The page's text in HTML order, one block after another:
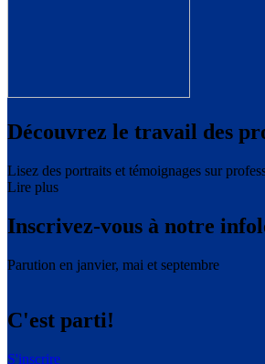
Découvrez le travail des
Lisez des portraits et témoignages sur
Lire plus
Inscrivez-vous à notre
Parution en janvier, mai et septembre
C'est parti!
S'inscrire